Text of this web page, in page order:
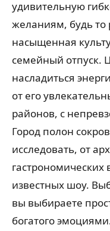
удивительную
желаниям, будь то
насыщенная
семейный отпуск.
насладиться
от его
районов, с
Город полон
исследовать, от
известных шоу.
вы выбираете
богатого